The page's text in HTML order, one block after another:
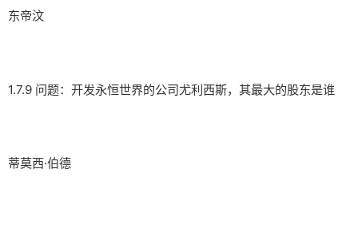
东帝汶
1.7.9 问题：开发永恒世界的公司尤利西斯，其最大的股东是谁
蒂莫西·伯德